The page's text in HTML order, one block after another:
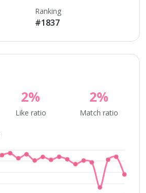
Ranking
#1837
2%
Like ratio
2%
Match ratio